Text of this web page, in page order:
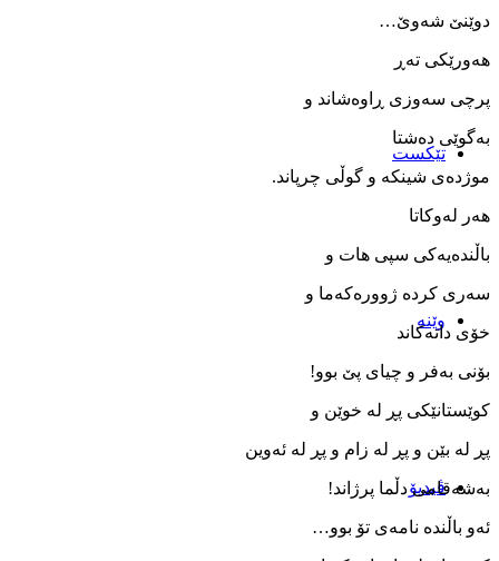
تێکست
وێنه‌
ڤیدیۆ
دوێنێ شه‌وێ…
هه‌ورێکی ته‌ڕ
پرچی سه‌وزی ڕاوه‌شاند و
به‌گوێی ده‌شتا
موژده‌ی شینکه ‌و گوڵی چرپاند.
هه‌ر له‌وکاتا
باڵنده‌یه‌کی سپی هات و
سه‌ری کرده ‌ژووره‌که‌ما و
خۆی داته‌کاند
بۆنی به‌فر و چیای پێ بوو!
کوێستانێکی پڕ له ‌خوێن و
پڕ له‌ بێن و پڕ له‌ زام و پڕ له ‌ئه‌وین
به‌شه‌قامی دڵما پرژاند!
ئه‌و باڵنده‌ نامه‌ی تۆ بوو…